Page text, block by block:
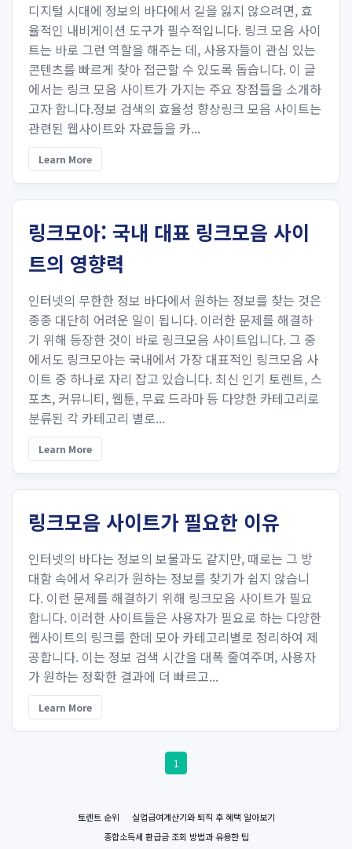
디지털 시대에 정보의 바다에서 길을 잃지 않으려면, 효
율적인 내비게이션 도구가 필수적입니다. 링크 모음 사이
트는 바로 그런 역할을 해주는 데, 사용자들이 관심 있는
콘텐츠를 빠르게 찾아 접근할 수 있도록 돕습니다. 이 글
에서는 링크 모음 사이트가 가지는 주요 장점들을 소개하
고자 합니다.정보 검색의 효율성 향상링크 모음 사이트는
관련된 웹사이트와 자료들을 카...
Learn More
링크모아: 국내 대표 링크모음 사이
트의 영향력
인터넷의 무한한 정보 바다에서 원하는 정보를 찾는 것은
종종 대단히 어려운 일이 됩니다. 이러한 문제를 해결하
기 위해 등장한 것이 바로 링크모음 사이트입니다. 그 중
에서도 링크모아는 국내에서 가장 대표적인 링크모음 사
이트 중 하나로 자리 잡고 있습니다. 최신 인기 토렌트, 스
포츠, 커뮤니티, 웹툰, 무료 드라마 등 다양한 카테고리로
분류된 각 카테고리 별로...
Learn More
링크모음 사이트가 필요한 이유
인터넷의 바다는 정보의 보물과도 같지만, 때로는 그 방
대함 속에서 우리가 원하는 정보를 찾기가 쉽지 않습니
다. 이런 문제를 해결하기 위해 링크모음 사이트가 필요
합니다. 이러한 사이트들은 사용자가 필요로 하는 다양한
웹사이트의 링크를 한데 모아 카테고리별로 정리하여 제
공합니다. 이는 정보 검색 시간을 대폭 줄여주며, 사용자
가 원하는 정확한 결과에 더 빠르고...
Learn More
1
토렌트 순위
실업급여계산기와 퇴직 후 혜택 알아보기
종합소득세 환급금 조회 방법과 유용한 팁